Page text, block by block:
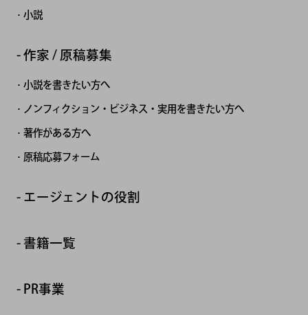
小説
作家 / 原稿募集
小説を書きたい方へ
ノンフィクション・ビジネス・実用を書きたい方へ
著作がある方へ
原稿応募フォーム
エージェントの役割
書籍一覧
PR事業